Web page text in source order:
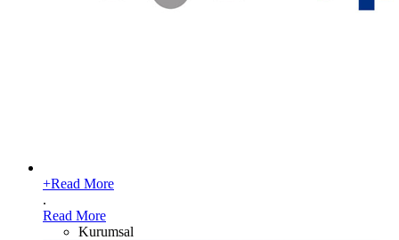
+Read More
.
Read More
Kurumsal